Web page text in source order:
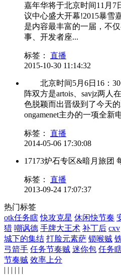
嘉年华将于北京时间11月7
议中心盛大开幕!2015暴雪
是内容最丰富的一届，不
事、开发者座...
标签：
直播
2015-10-30 11:14:32
北京时间5月6日16：30
阵双方是artois、savjz两人
色脱颖而出晋级到了今天
ongamenet主办的一项全新
标签：
直播
2014-05-06 17:30:08
17173炉石专区&暗月旅团
标签：
直播
2013-09-24 17:07:37
热门标签
otk任务瞎 快攻克星 休闲快节奏
猎 嘲讽德 手牌大王术 补丁后 cxv
城下的集结 打脸元素萨 锁喉贼
弓箭手 任务节奏贼 迷你包 任务
节奏贼 效率上分
| | | | | |